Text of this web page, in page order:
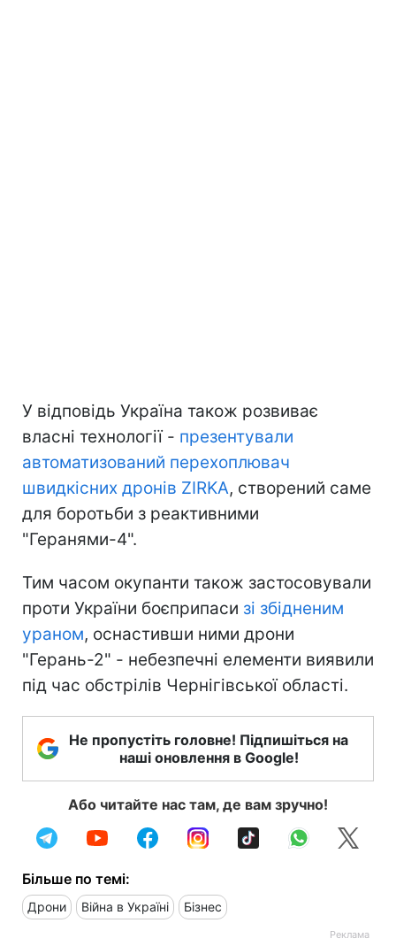
У відповідь Україна також розвиває
власні технології - презентували
автоматизований перехоплювач
швидкісних дронів ZIRKA, створений саме
для боротьби з реактивними
"Геранями-4".
Тим часом окупанти також застосовували
проти України боєприпаси зі збідненим
ураном, оснастивши ними дрони
"Герань-2" - небезпечні елементи виявили
під час обстрілів Чернігівської області.
Не пропустіть головне! Підпишіться на
наші оновлення в Google!
Або читайте нас там, де вам зручно!
Більше по темі:
Дрони Війна в Україні Бізнес